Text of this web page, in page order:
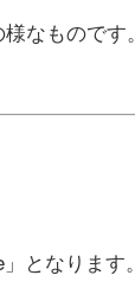
なものです。
となります。